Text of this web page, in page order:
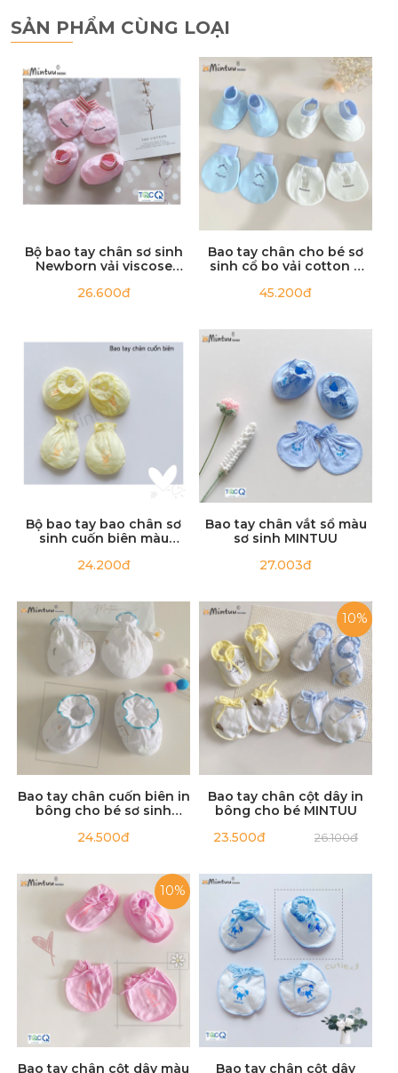
· Không sử dụng chất tẩy trắng
· Không sử dụng nhiệt độ cao để sấy khô sản phẩm
· Khi bị dính bẩn hãy làm sạch bằng nước lạnh hoặc
chất giặt nhẹ
· Nên giặt tay để giữ độ bền và mềm mại của vải
SẢN PHẨM CÙNG LOẠI
Bộ bao tay chân sơ sinh
Newborn vải viscose
dưới 3.5kg
26.600đ
Bao tay chân cho bé sơ
sinh cổ bo vải cotton 4
45.200đ
Bộ bao tay bao chân sơ
sinh cuốn biên màu
chất liệu vải 100% cotton
24.200đ
Bao tay chân vắt sổ màu
sơ sinh MINTUU
27.003đ
Bao tay chân cuốn biên in
bông cho bé sơ sinh
24.500đ
10%
Bao tay chân cột dây in
bông cho bé MINTUU
23.500đ
26.100đ
10%
Bao tay chân cột dây màu
Bao tay chân cột dây